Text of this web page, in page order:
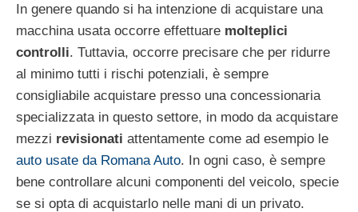
In genere quando si ha intenzione di acquistare una
macchina usata occorre effettuare molteplici
controlli. Tuttavia, occorre precisare che per ridurre
al minimo tutti i rischi potenziali, è sempre
consigliabile acquistare presso una concessionaria
specializzata in questo settore, in modo da acquistare
mezzi revisionati attentamente come ad esempio le
auto usate da Romana Auto. In ogni caso, è sempre
bene controllare alcuni componenti del veicolo, specie
se si opta di acquistarlo nelle mani di un privato.